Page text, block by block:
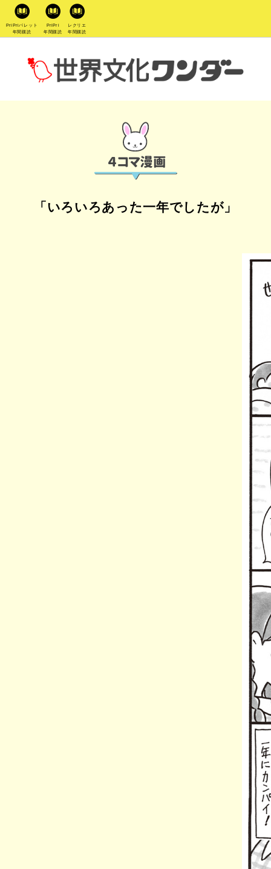
PriPriパレット
年間購読
PriPri
年間購読
レクリエ
年間購読
「いろいろあった一年でしたが」